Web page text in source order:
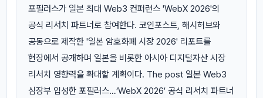
포필러스가 일본 최대 Web3 컨퍼런스 'WebX 2026'의
공식 리서치 파트너로 참여한다. 코인포스트, 해시허브와
공동으로 제작한 '일본 암호화폐 시장 2026' 리포트를
현장에서 공개하며 일본을 비롯한 아시아 디지털자산 시장
리서치 영향력을 확대할 계획이다. The post 일본 Web3
심장부 입성한 포필러스…’WebX 2026′ 공식 리서치 파트너